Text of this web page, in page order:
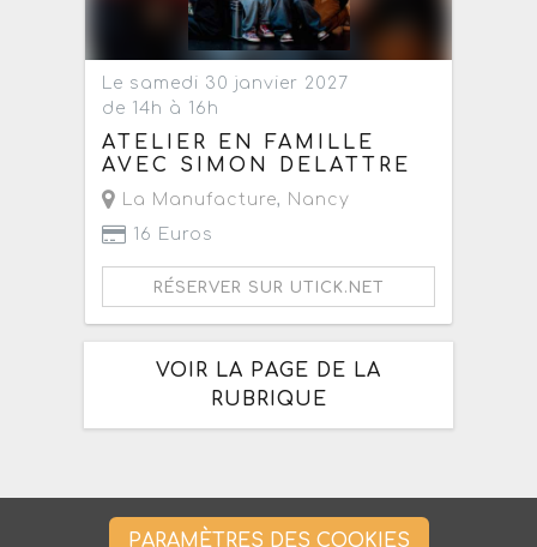
Le samedi 30 janvier 2027
de 14h à 16h
ATELIER EN FAMILLE
AVEC SIMON DELATTRE
La Manufacture, Nancy
16 Euros
RÉSERVER SUR UTICK.NET
VOIR LA PAGE DE LA
RUBRIQUE
PARAMÈTRES DES COOKIES